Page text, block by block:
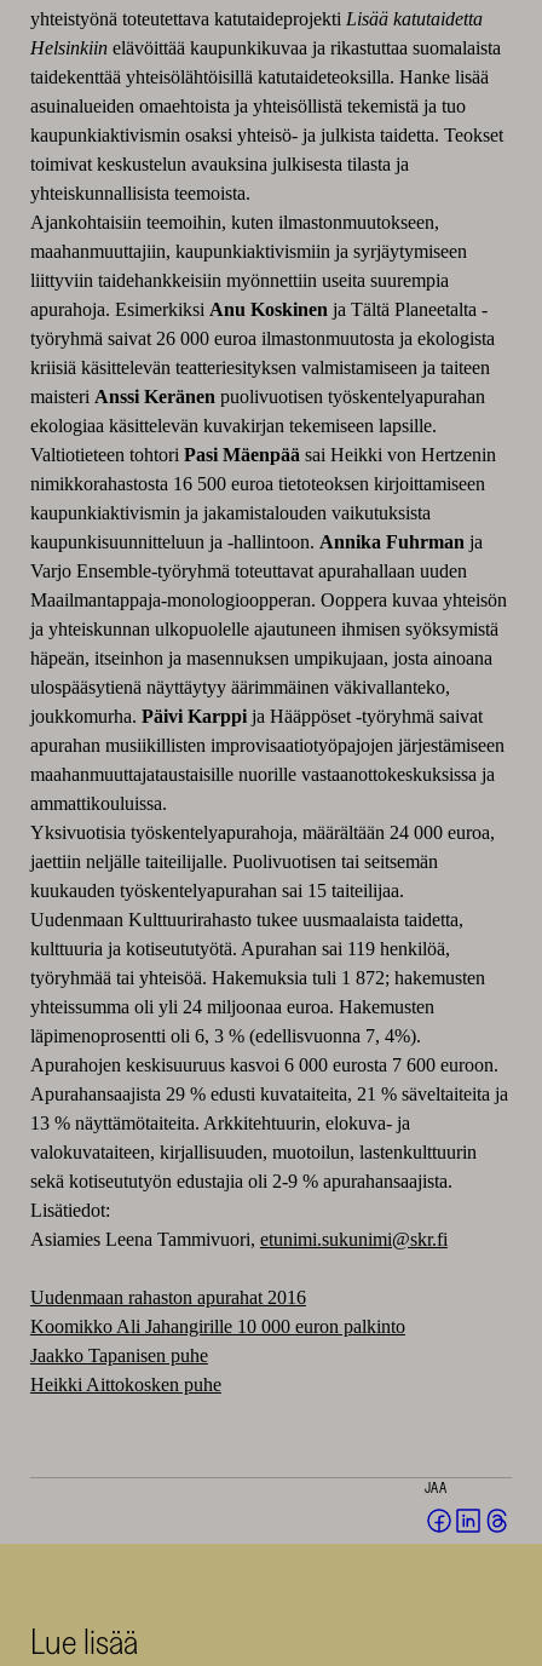
yhteistyönä toteutettava katutaideprojekti Lisää katutaidetta
Helsinkiin elävöittää kaupunkikuvaa ja rikastuttaa suomalaista
taidekenttää yhteisölähtöisillä katutaideteoksilla. Hanke lisää
asuinalueiden omaehtoista ja yhteisöllistä tekemistä ja tuo
kaupunkiaktivismin osaksi yhteisö- ja julkista taidetta. Teokset
toimivat keskustelun avauksina julkisesta tilasta ja
yhteiskunnallisista teemoista.
Ajankohtaisiin teemoihin, kuten ilmastonmuutokseen,
maahanmuuttajiin, kaupunkiaktivismiin ja syrjäytymiseen
liittyviin taidehankkeisiin myönnettiin useita suurempia
apurahoja. Esimerkiksi Anu Koskinen ja Tältä Planeetalta -
työryhmä saivat 26 000 euroa ilmastonmuutosta ja ekologista
kriisiä käsittelevän teatteriesityksen valmistamiseen ja taiteen
maisteri Anssi Keränen puolivuotisen työskentelyapurahan
ekologiaa käsittelevän kuvakirjan tekemiseen lapsille.
Valtiotieteen tohtori Pasi Mäenpää sai Heikki von Hertzenin
nimikkorahastosta 16 500 euroa tietoteoksen kirjoittamiseen
kaupunkiaktivismin ja jakamistalouden vaikutuksista
kaupunkisuunnitteluun ja -hallintoon. Annika Fuhrman ja
Varjo Ensemble-työryhmä toteuttavat apurahallaan uuden
Maailmantappaja-monologioopperan. Ooppera kuvaa yhteisön
ja yhteiskunnan ulkopuolelle ajautuneen ihmisen syöksymistä
häpeän, itseinhon ja masennuksen umpikujaan, josta ainoana
ulospääsytienä näyttäytyy äärimmäinen väkivallanteko,
joukkomurha. Päivi Karppija Hääppöset -työryhmä saivat
apurahan musiikillisten improvisaatiotyöpajojen järjestämiseen
maahanmuuttajataustaisille nuorille vastaanottokeskuksissa ja
ammattikouluissa.
Yksivuotisia työskentelyapurahoja, määrältään 24 000 euroa,
jaettiin neljälle taiteilijalle. Puolivuotisen tai seitsemän
kuukauden työskentelyapurahan sai 15 taiteilijaa.
Uudenmaan Kulttuurirahasto tukee uusmaalaista taidetta,
kulttuuria ja kotiseututyötä. Apurahan sai 119 henkilöä,
työryhmää tai yhteisöä. Hakemuksia tuli 1 872; hakemusten
yhteissumma oli yli 24 miljoonaa euroa. Hakemusten
läpimenoprosentti oli 6, 3 % (edellisvuonna 7, 4%).
Apurahojen keskisuuruus kasvoi 6 000 eurosta 7 600 euroon.
Apurahansaajista 29 % edusti kuvataiteita, 21 % säveltaiteita ja
13 % näyttämötaiteita. Arkkitehtuurin, elokuva- ja
valokuvataiteen, kirjallisuuden, muotoilun, lastenkulttuurin
sekä kotiseututyön edustajia oli 2-9 % apurahansaajista.
Lisätiedot:
Asiamies Leena Tammivuori, etunimi.sukunimi@skr.fi
Uudenmaan rahaston apurahat 2016
Koomikko Ali Jahangirille 10 000 euron palkinto
Jaakko Tapanisen puhe
Heikki Aittokosken puhe
JAA
Jaa Jaa
Lue lisää